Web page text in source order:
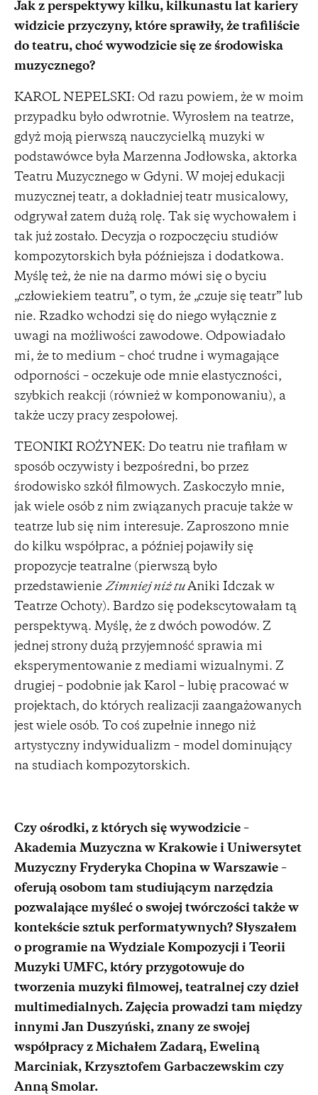
Jak z perspektywy kilku, kilkunastu lat kariery
widzicie przyczyny, które sprawiły, że trafiliście
do teatru, choć wywodzicie się ze środowiska
muzycznego?
KAROL NEPELSKI: Od razu powiem, że w moim
przypadku było odwrotnie. Wyrosłem na teatrze,
gdyż moją pierwszą nauczycielką muzyki w
podstawówce była Marzenna Jodłowska, aktorka
Teatru Muzycznego w Gdyni. W mojej edukacji
muzycznej teatr, a dokładniej teatr musicalowy,
odgrywał zatem dużą rolę. Tak się wychowałem i
tak już zostało. Decyzja o rozpoczęciu studiów
kompozytorskich była późniejsza i dodatkowa.
Myślę też, że nie na darmo mówi się o byciu
„człowiekiem teatru”, o tym, że „czuje się teatr” lub
nie. Rzadko wchodzi się do niego wyłącznie z
uwagi na możliwości zawodowe. Odpowiadało
mi, że to medium – choć trudne i wymagające
odporności – oczekuje ode mnie elastyczności,
szybkich reakcji (również w komponowaniu), a
także uczy pracy zespołowej.
TEONIKI ROŻYNEK: Do teatru nie trafiłam w
sposób oczywisty i bezpośredni, bo przez
środowisko szkół filmowych. Zaskoczyło mnie,
jak wiele osób z nim związanych pracuje także w
teatrze lub się nim interesuje. Zaproszono mnie
do kilku współprac, a później pojawiły się
propozycje teatralne (pierwszą było
przedstawienie Zimniej niż tuAniki Idczak w
Teatrze Ochoty). Bardzo się podekscytowałam tą
perspektywą. Myślę, że z dwóch powodów. Z
jednej strony dużą przyjemność sprawia mi
eksperymentowanie z mediami wizualnymi. Z
drugiej – podobnie jak Karol – lubię pracować w
projektach, do których realizacji zaangażowanych
jest wiele osób. To coś zupełnie innego niż
artystyczny indywidualizm – model dominujący
na studiach kompozytorskich.
Czy ośrodki, z których się wywodzicie –
Akademia Muzyczna w Krakowie i Uniwersytet
Muzyczny Fryderyka Chopina w Warszawie –
oferują osobom tam studiującym narzędzia
pozwalające myśleć o swojej twórczości także w
kontekście sztuk performatywnych? Słyszałem
o programie na Wydziale Kompozycji i Teorii
Muzyki UMFC, który przygotowuje do
tworzenia muzyki filmowej, teatralnej czy dzieł
multimedialnych. Zajęcia prowadzi tam między
innymi Jan Duszyński, znany ze swojej
współpracy z Michałem Zadarą, Eweliną
Marciniak, Krzysztofem Garbaczewskim czy
Anną Smolar.